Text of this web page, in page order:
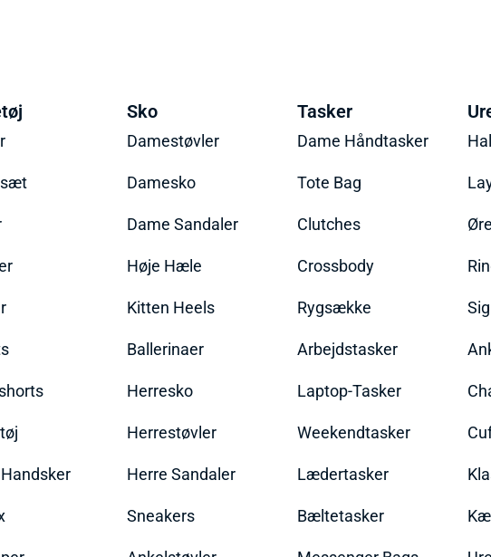
Sko
Damestøvler
Damesko
Dame Sandaler
Høje Hæle
Kitten Heels
Ballerinaer
Herresko
Herrestøvler
Herre Sandaler
Sneakers
Tasker
Dame Håndtasker
Tote Bag
Clutches
Crossbody
Rygsække
Arbejdstasker
Laptop-Tasker
Weekendtasker
Lædertasker
Bæltetasker